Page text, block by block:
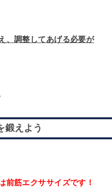
、調整してあげる必要が
鍛えよう
前筋エクササイズです！